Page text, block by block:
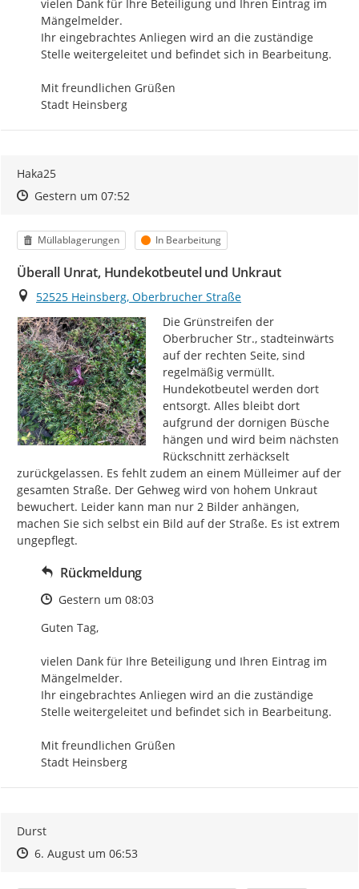
vielen Dank für Ihre Beteiligung und Ihren Eintrag im
Mängelmelder.
Ihr eingebrachtes Anliegen wird an die zuständige
Stelle weitergeleitet und befindet sich in Bearbeitung.
Mit freundlichen Grüßen
Stadt Heinsberg
Haka25
Zeitpunkt des Erstellens
Zeitpunkt des Erstellens
Gestern um 07:52Zur Äußerung
Kategorie
Müllablagerungen Status
In Bearbeitung
Überall Unrat, Hundekotbeutel und Unkraut
Ort
52525 Heinsberg, Oberbrucher Straße
Die Grünstreifen der
Oberbrucher Str., stadteinwärts
auf der rechten Seite, sind
regelmäßig vermüllt.
Hundekotbeutel werden dort
entsorgt. Alles bleibt dort
aufgrund der dornigen Büsche
hängen und wird beim nächsten
Rückschnitt zerhäckselt
zurückgelassen. Es fehlt zudem an einem Mülleimer auf der
gesamten Straße. Der Gehweg wird von hohem Unkraut
bewuchert. Leider kann man nur 2 Bilder anhängen,
machen Sie sich selbst ein Bild auf der Straße. Es ist extrem
ungepflegt.
Rückmeldung
Zeitpunkt des Erstellens
Gestern um 08:03
Guten Tag,
vielen Dank für Ihre Beteiligung und Ihren Eintrag im
Mängelmelder.
Ihr eingebrachtes Anliegen wird an die zuständige
Stelle weitergeleitet und befindet sich in Bearbeitung.
Mit freundlichen Grüßen
Stadt Heinsberg
Durst
Zeitpunkt des Erstellens
Zeitpunkt des Erstellens
6. August um 06:53Zur Äußerung